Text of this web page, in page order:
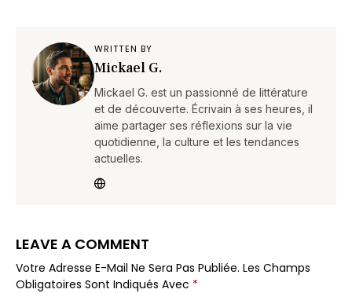
WRITTEN BY
Mickael G.
Mickael G. est un passionné de littérature
et de découverte. Écrivain à ses heures, il
aime partager ses réflexions sur la vie
quotidienne, la culture et les tendances
actuelles.
LEAVE A COMMENT
Votre Adresse E-Mail Ne Sera Pas Publiée. Les Champs
Obligatoires Sont Indiqués Avec *